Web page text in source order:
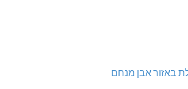
באזור אבן מנחם